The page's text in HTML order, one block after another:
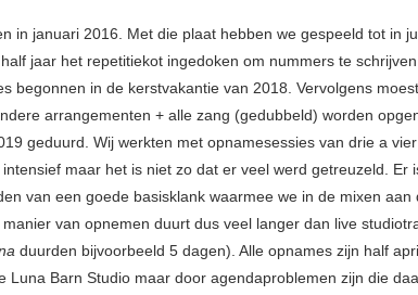
in januari 2016. Met die plaat hebben we gespeeld tot in
jaar het repetitiekot ingedoken om nummers te
begonnen in de kerstvakantie van 2018. Vervolgens
arrangementen + alle zang (gedubbeld) worden
geduurd. Wij werkten met opnamesessies van drie a
maar het is niet zo dat er veel werd getreuzeld. Er
van een goede basisklank waarmee we in de mixen aan
van opnemen duurt dus veel langer dan live
duurden bijvoorbeeld 5 dagen). Alle opnames zijn half
Luna Barn Studio maar door agendaproblemen zijn die